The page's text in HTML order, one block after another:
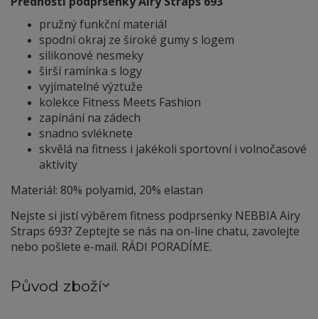
pružný funkční materiál
spodní okraj ze široké gumy s logem
silikonové nesmeky
širší ramínka s logy
vyjímatelné výztuže
kolekce Fitness Meets Fashion
zapínání na zádech
snadno svléknete
skvělá na fitness i jakékoli sportovní i volnočasové
aktivity
Materiál: 80% polyamid, 20% elastan
Nejste si jistí výběrem fitness podprsenky NEBBIA Airy
Straps 693? Zeptejte se nás na on-line chatu, zavolejte
nebo pošlete e-mail. RÁDI PORADÍME.
Původ zboží